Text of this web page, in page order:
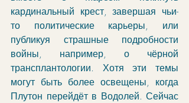
кардинальный крест, завершая чьи-
то политические карьеры, или
публикуя страшные подробности
войны, например, о чёрной
трансплантологии. Хотя эти темы
могут быть более освещены, когда
Плутон перейдёт в Водолей. Сейчас